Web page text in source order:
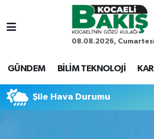
08.08.2026,
GÜNDEM BİLİM TEKNOLOJİ
Şile Hava Durumu
Kocaeli Nöbetçi Eczaneler
Kocaeli Hava Durumu